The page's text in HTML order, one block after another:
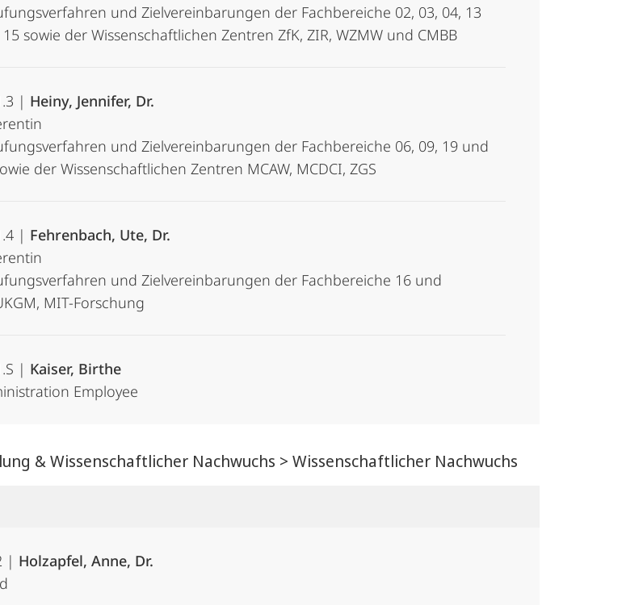
und Zielvereinbarungen der Fachbereiche 02, 03, 04, 13
sowie der Wissenschaftlichen Zentren ZfK, ZIR, WZMW und CMBB
| Heiny, Jennifer, Dr.
und Zielvereinbarungen der Fachbereiche 06, 09, 19 und
der Wissenschaftlichen Zentren MCAW, MCDCI, ZGS
| Fehrenbach, Ute, Dr.
und Zielvereinbarungen der Fachbereiche 16 und
MIT-Forschung
| Kaiser, Birthe
Employee
& Wissenschaftlicher Nachwuchs > Wissenschaftlicher Nachwuchs
| Holzapfel, Anne, Dr.